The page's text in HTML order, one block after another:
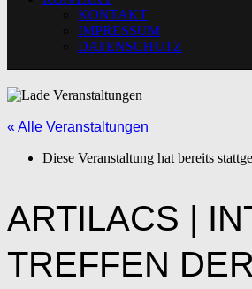
KONTAKT
IMPRESSUM
DATENSCHUTZ
« Alle Veranstaltungen
Diese Veranstaltung hat bereits
ARTILACS |
TREFFEN DER